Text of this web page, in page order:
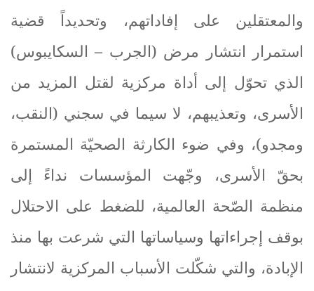
والمعتقلين على إفاداتهم، وتحديداً قضية
استمرار انتشار مرض (الجرب – السكايبوس)
الذي تحوّل إلى أداة مركزية لقتل المزيد من
الأسرى، وتعذيبهم، لا سيما في سجني (النقب،
ومجدو)، وفي ضوء الكارثة الصحيّة المستمرة
بحقّ الأسرى، وجّهت المؤسسات نداءً إلى
منظمة الصّحة العالمية، للضغط على الاحتلال
بوقف إجراءاتها وسياساتها التي شرعت بها منذ
الإبادة، والتي شكّلت الأسباب المركزية لانتشار